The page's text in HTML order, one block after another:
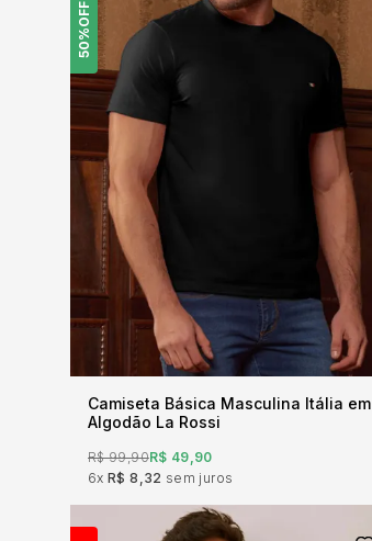
50%
OFF
Camiseta Básica Masculina Itália em
Algodão La Rossi
R$ 99,90R$ 49,90
6xR$ 8,32 sem juros